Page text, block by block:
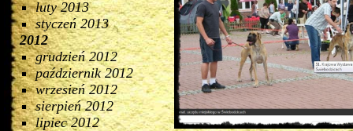
luty 2013
styczeń 2013
2012
grudzień 2012
październik 2012
wrzesień 2012
sierpień 2012
lipiec 2012